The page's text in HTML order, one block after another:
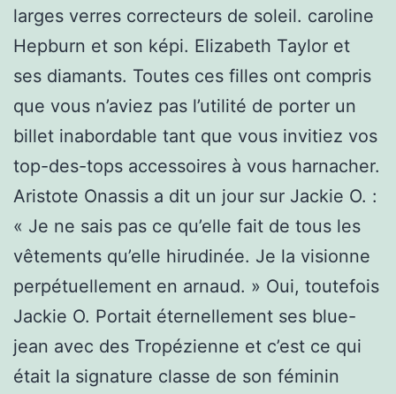
larges verres correcteurs de soleil. caroline
Hepburn et son képi. Elizabeth Taylor et
ses diamants. Toutes ces filles ont compris
que vous n’aviez pas l’utilité de porter un
billet inabordable tant que vous invitiez vos
top-des-tops accessoires à vous harnacher.
Aristote Onassis a dit un jour sur Jackie O. :
« Je ne sais pas ce qu’elle fait de tous les
vêtements qu’elle hirudinée. Je la visionne
perpétuellement en arnaud. » Oui, toutefois
Jackie O. Portait éternellement ses blue-
jean avec des Tropézienne et c’est ce qui
était la signature classe de son féminin